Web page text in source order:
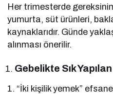
Her trimesterde
yumurta, süt ürünleri,
kaynaklarıdır. Günde
alınması önerilir.
Gebelikte Sık
1. “İki kişilik yemek”